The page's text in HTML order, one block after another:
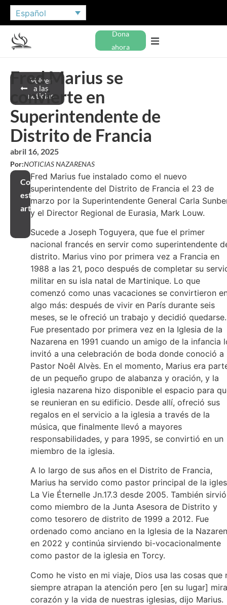
Español
Dona
ahora
Volver
a las
noticias
Fred Marius se
convierte en
Superintendente de
Distrito de Francia
abril 16, 2025
Por:NOTICIAS NAZARENAS
Compartir
este
artículo
Fred Marius fue instalado como el nuevo
superintendente del Distrito de Francia el 23 de
marzo por la Superintendente General Carla
y el Director Regional de Eurasia, Mark Louw.
Sucede a Joseph Toguyera, que fue el primer
nacional francés en servir como superintendente
distrito. Marius vino por primera vez a Francia en
1988 a las 21, poco después de completar su
militar en su isla natal de Martinique. Lo que
comenzó como unas vacaciones se convirtieron
algo más: después de vivir en París durante seis
meses, se le ofreció un trabajo y decidió quedarse.
Fue presentado por primera vez en la Iglesia de la
Nazarena en 1991 cuando un amigo de la infancia
invitó a una celebración de boda donde conoció a
Pastor Noêl Alvès. En el momento, Marius era
de un pequeño grupo de alabanza y oración, y la
iglesia nazarena hizo disponible el espacio para
se reunieran en su edificio. Desde allí, ofreció sus
regalos en el servicio a la iglesia a través de la
música, que finalmente llevó a mayores
responsabilidades, y para 1995, se convirtió en un
miembro de la iglesia.
A lo largo de sus años en el Distrito de Francia,
Marius ha servido como pastor principal de la
La Vie Éternelle Jn.17.3 desde 2005. También sirvió
como miembro de la Junta Asesora de Distrito y
como tesorero de distrito de 1999 a 2012. Fue
ordenado como anciano en la Iglesia de la
en 2022 y continúa sirviendo bi-vocacionalmente
como pastor de la iglesia en Torcy.
Como he visto en mi viaje, Dios usa las cosas que
siempre atrapan la atención pero [en su lugar]
corazón y la vida de nuestras iglesias, dijo Marius.